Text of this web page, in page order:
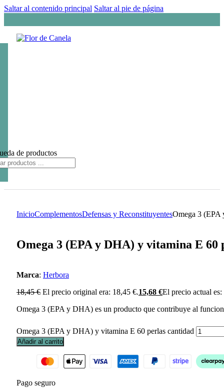
Saltar al contenido principal Saltar al pie de página
de productos
InicioComplementosDefensas y ReconstituyentesOmega 3
Omega 3 (EPA y DHA) y vitamina E 60
Marca: Herbora
18,45€ El precio original era: 18,45 €.15,68 €El precio actual
Omega 3 (EPA y DHA) es un producto que contribuye al
Omega 3 (EPA y DHA) y vitamina E 60 perlas cantidad
Añadir al carrito
Pago seguro